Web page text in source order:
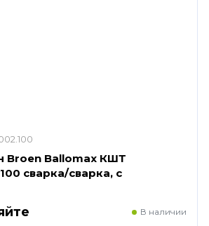
Broen Ballomax КШТ
сварка/сварка, с
В наличии